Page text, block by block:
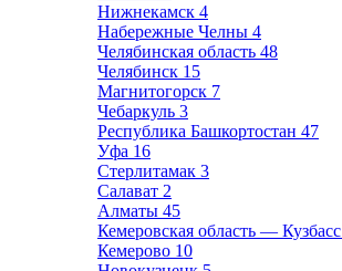
Нижнекамск 4
Набережные Челны 4
Челябинская область 48
Челябинск 15
Магнитогорск 7
Чебаркуль 3
Республика Башкортостан 47
Уфа 16
Стерлитамак 3
Салават 2
Алматы 45
Кемеровская область — Кузбасс
Кемерово 10